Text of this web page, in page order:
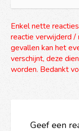
Enkel nette
reactie verwijderd
gevallen kan het
verschijnt, deze
worden. Bedankt
Geef een